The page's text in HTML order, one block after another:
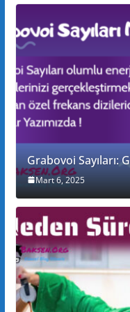
Grabovoi Sayıları:
Mart 6, 2025